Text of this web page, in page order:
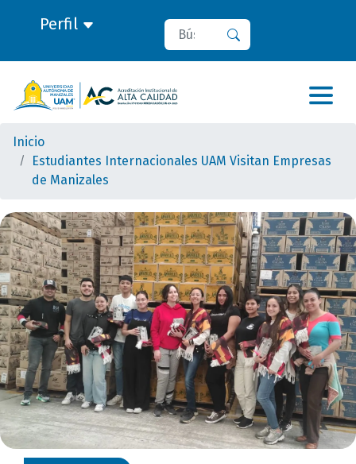
Perfil Buscar
Inicio
Estudiantes Internacionales UAM Visitan Empresas
de Manizales